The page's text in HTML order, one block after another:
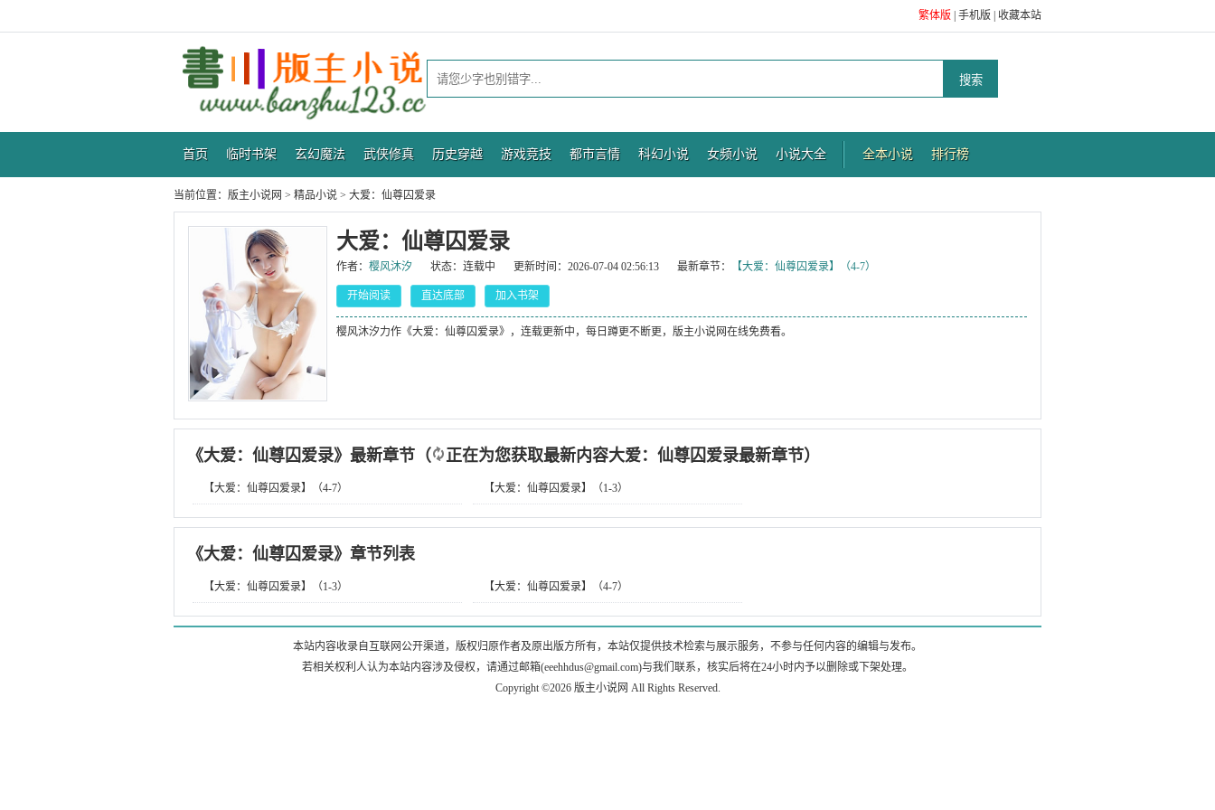
繁体版 手机版 收藏本站
首页 临时书架 玄幻魔法 武侠修真 历史穿越 游戏竞技 都市言情 科幻小说 女频小说 小说大全 全本小说 排行榜
当前位置： 版主小说网 > 精品小说 > 大爱：仙尊囚爱录
大爱：仙尊囚爱录
作者： 樱风沐汐 状态： 连载中 更新时间： 2026-07-04 02:56:13 最新章节： 【大爱：仙尊囚爱录】（4-7）
开始阅读 直达底部 加入书架
樱风沐汐力作《大爱：仙尊囚爱录》，连载更新中，每日蹲更不断更，版主小说网在线免费看。
《大爱：仙尊囚爱录》最新章节 （ 正在为您获取最新内容大爱：仙尊囚爱录最新章节）
【大爱：仙尊囚爱录】（4-7） 【大爱：仙尊囚爱录】（1-3）
《大爱：仙尊囚爱录》章节列表
【大爱：仙尊囚爱录】（1-3） 【大爱：仙尊囚爱录】（4-7）
本站内容收录自互联网公开渠道，版权归原作者及原出版方所有，本站仅提供技术检索与展示服务，不参与任何内容的编辑与发布。
若相关权利人认为本站内容涉及侵权，请通过邮箱(eeehhdus@gmail.com)与我们联系，核实后将在24小时内予以删除或下架处理。
Copyright ©2026 版主小说网 All Rights Reserved.